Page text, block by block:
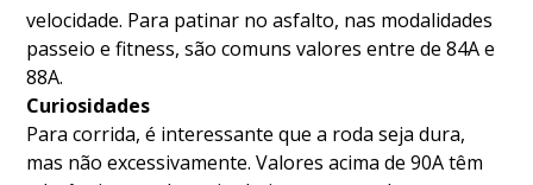
velocidade. Para patinar no asfalto, nas modalidades
passeio e fitness, são comuns valores entre de 84A e
88A.
Curiosidades
Para corrida, é interessante que a roda seja dura,
mas não excessivamente. Valores acima de 90A têm